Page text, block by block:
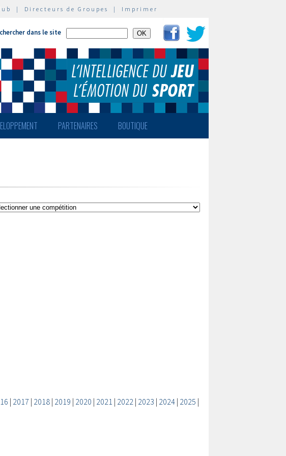
| Directeurs de Groupes | Imprimer
dans le site
PARTENAIRES BOUTIQUE
| 2017 | 2018| 2019 | 2020 | 2021 | 2022| 2023 | 2024| 2025 |